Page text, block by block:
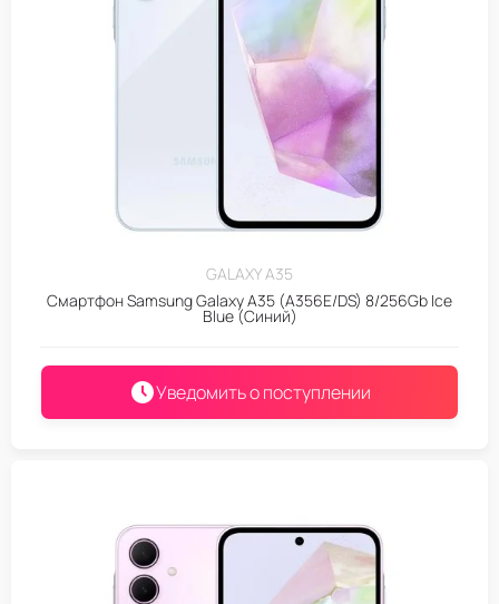
GALAXY A35
Смартфон Samsung Galaxy A35 (A356E/DS) 8/256Gb Ice
Blue (Синий)
Уведомить о поступлении